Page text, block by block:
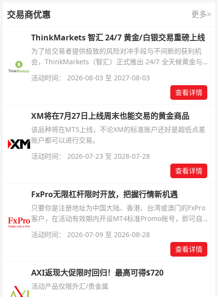
交易商优惠 更多>
ThinkMarkets 智汇 24/7 黄金/白银交易重磅上线
为了给交易者提供极致的风险对冲手段与不间断的获利机
会，ThinkMarkets（智汇）正式推出 24/7 全天候黄金与白
银交易！本文将为您详细拆解本次升级的核心交易品种、杠
杆配置、支持软件及交易细则。
活动时间： 2026-08-03 至 2027-08-03
查看详情
XM将在7月27日上线周末也能交易的黄金商品
该品种将在MT5上线，不论XM的标准账户还好是超低点差
账户都可以进行交易。
活动时间： 2026-07-23 至 2028-07-28
查看详情
FxPro无限杠杆限时开放，把握行情新机遇
只要你是注册地址为中国大陆、香港、台湾或澳门的FxPro
客户，在活动有效期内开设MT4标准Promo账号，即可自动
解锁无限倍杠杆福利，无需额外复杂操作。
活动时间： 2026-07-09 至 2026-08-28
查看详情
AXI返现大促限时回归！最高可得$720
活动产品仅限外汇/贵金属